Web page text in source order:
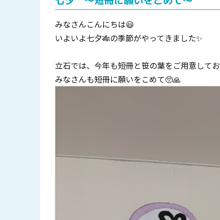
みなさんこんにちは😃
いよいよ七夕🎋の季節がやってきました✨
立石では、今年も短冊と笹の葉をご用意して
みなさんも短冊に願いをこめて🥺🙏